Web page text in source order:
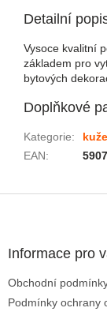
Detailní
Vysoce kvalitní
základem pro
bytových
Doplňkové
Kategorie:
EAN:
Informace pro
Obchodní
Podmínky ochrany